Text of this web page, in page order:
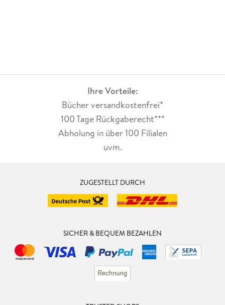
Ihre Vorteile:
Bücher versandkostenfrei*
100 Tage Rückgaberecht***
Abholung in über 100 Filialen
uvm.
ZUGESTELLT DURCH
SICHER & BEQUEM BEZAHLEN